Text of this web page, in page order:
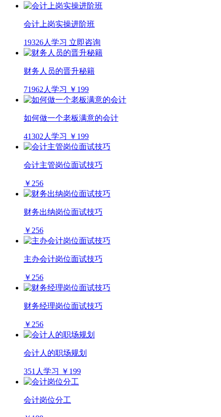
会计上岗实操进阶班
19326人学习 立即咨询
财务人员的晋升秘籍
71962人学习 ￥199
如何做一个老板满意的会计
41302人学习 ￥199
会计主管岗位面试技巧
￥256
财务出纳岗位面试技巧
￥256
主办会计岗位面试技巧
￥256
财务经理岗位面试技巧
￥256
会计人的职场规划
351人学习 ￥199
会计岗位分工